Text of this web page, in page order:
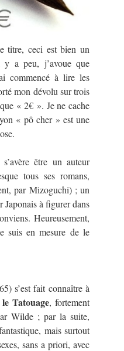
titre, ceci est bien un
a peu, j’avoue que
commencé à lire les
mon dévolu sur trois
« 2€ ». Je ne cache
« pô cher » est une
être un auteur
tous ses romans,
par Mizoguchi) ; un
Japonais à figurer dans
Heureusement,
suis en mesure de le
s’est fait connaître à
le Tatouage, fortement
Wilde ; par la suite,
mais surtout
sans a priori, avec